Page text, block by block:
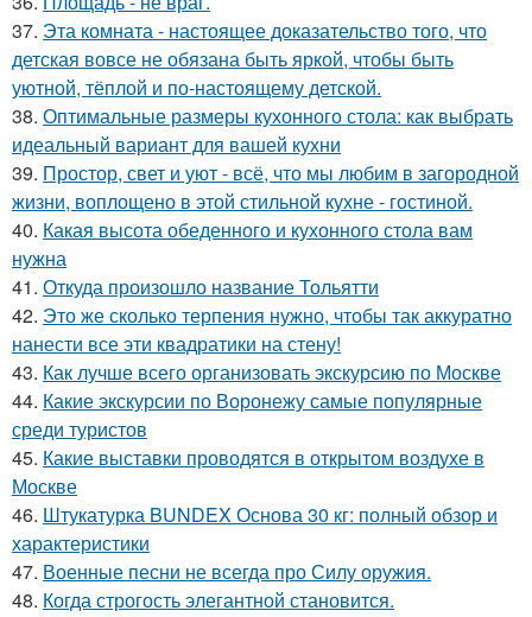
37. Эта комната - настоящее доказательство того, что
детская вовсе не обязана быть яркой, чтобы быть
уютной, тёплой и по-настоящему детской.
38. Оптимальные размеры кухонного стола: как выбрать
идеальный вариант для вашей кухни
39. Простор, свет и уют - всё, что мы любим в загородной
жизни, воплощено в этой стильной кухне - гостиной.
40. Какая высота обеденного и кухонного стола вам
нужна
41. Откуда произошло название Тольятти
42. Это же сколько терпения нужно, чтобы так аккуратно
нанести все эти квадратики на стену!
43. Как лучше всего организовать экскурсию по Москве
44. Какие экскурсии по Воронежу самые популярные
среди туристов
45. Какие выставки проводятся в открытом воздухе в
Москве
46. Штукатурка BUNDEX Основа 30 кг: полный обзор и
характеристики
47. Военные песни не всегда про Силу оружия.
48. Когда строгость элегантной становится.